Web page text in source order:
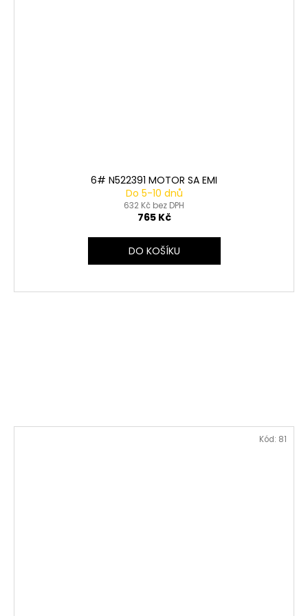
6# N522391 MOTOR SA EMI
Do 5-10 dnů
632 Kč bez DPH
765 Kč
DO KOŠÍKU
Kód: 81